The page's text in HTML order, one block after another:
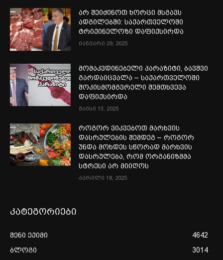
არ შეიძინოთ ხორცი მსგავს
ადგილებში: საქართველოში
ტრიქინელოზი დაფიქსირდა
იანვარი 29, 2025
მომაკვდინებელი პარაზიტი, ბავშვი
გარდაიცვალა – საქართველოში
შოკისმომგვრელი შემთხვევა
დაფიქსირდა
მაისი 13, 2025
როგორ ვიკვებოთ მარხვის
დასრულების შემდეგ – როგორ
უნდა მოხდეს სწორად მარხვის
დასრულება, რომ ორგანიზმმა
სტრესი არ მიიღოს
აპრილი 18, 2025
კატეგორიები
შენი ექიმი
4642
ბლოგი
3014